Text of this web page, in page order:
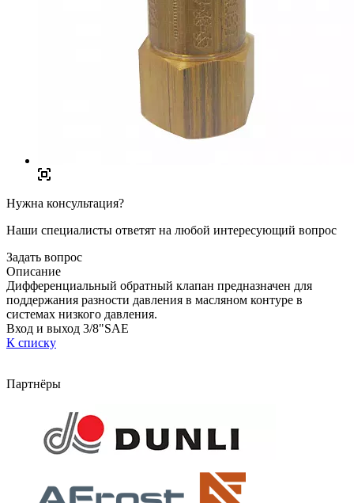
Нужна консультация?
Наши специалисты ответят на любой интересующий вопрос
Задать вопрос
Описание
Дифференциальный обратный клапан предназначен для
поддержания разности давления в масляном контуре в
системах низкого давления.
Вход и выход 3/8"SAE
К списку
Партнёры